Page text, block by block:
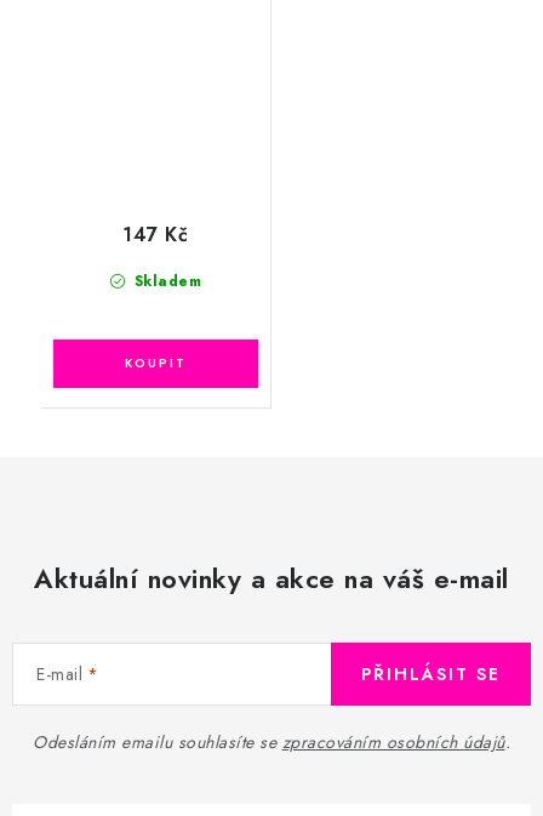
Skladem
147 Kč
Aktuální novinky a akce na váš e-mail
E-mail
Odesláním emailu souhlasíte se zpracováním osobních údajů.
PŘIHLÁSIT SE